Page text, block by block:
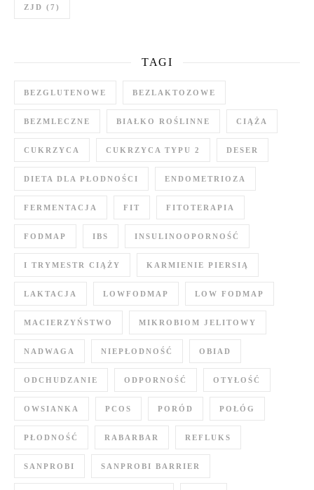
ZJD (7)
TAGI
BEZGLUTENOWE BEZLAKTOZOWE
BEZMLECZNE BIAŁKO ROŚLINNE CIĄŻA
CUKRZYCA CUKRZYCA TYPU 2 DESER
DIETA DLA PŁODNOŚCI ENDOMETRIOZA
FERMENTACJA FIT FITOTERAPIA
FODMAP IBS INSULINOOPORNOŚĆ
I TRYMESTR CIĄŻY KARMIENIE PIERSIĄ
LAKTACJA LOWFODMAP LOW FODMAP
MACIERZYŃSTWO MIKROBIOM JELITOWY
NADWAGA NIEPŁODNOŚĆ OBIAD
ODCHUDZANIE ODPORNOŚĆ OTYŁOŚĆ
OWSIANKA PCOS PORÓD POŁÓG
PŁODNOŚĆ RABARBAR REFLUKS
SANPROBI SANPROBI BARRIER